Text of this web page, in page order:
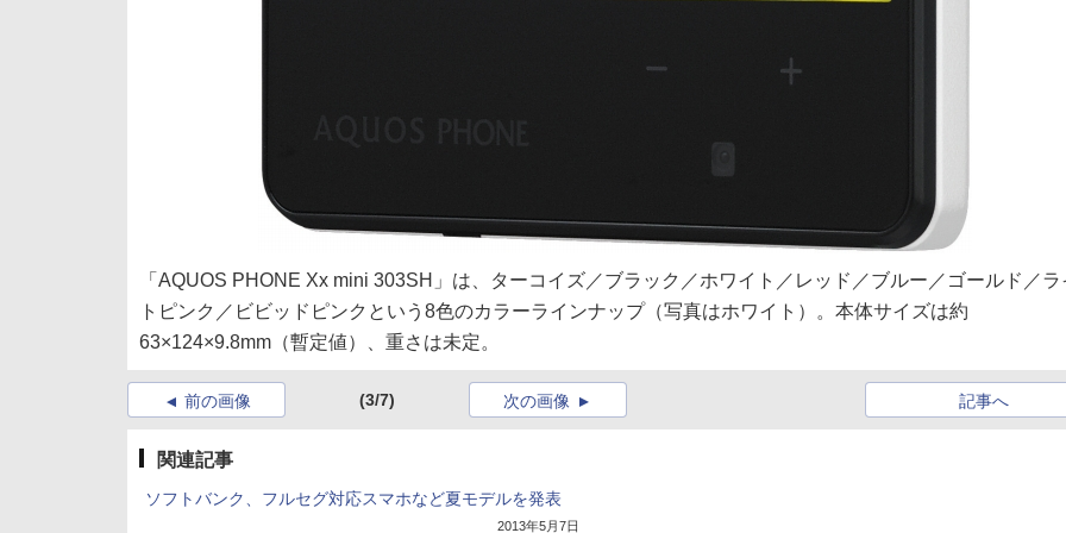
「AQUOS PHONE Xx mini 303SH」は、ターコイズ／ブラック／ホワイト／レッド／ブルー／ゴールド／ラ
トピンク／ビビッドピンクという8色のカラーラインナップ（写真はホワイト）。本体サイズは約
63×124×9.8mm（暫定値）、重さは未定。
前の画像 (3/7) 記事へ
次の画像
関連記事
ソフトバンク、フルセグ対応スマホなど夏モデルを発表
2013年5月7日